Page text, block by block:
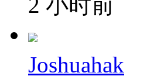
Joshuahak